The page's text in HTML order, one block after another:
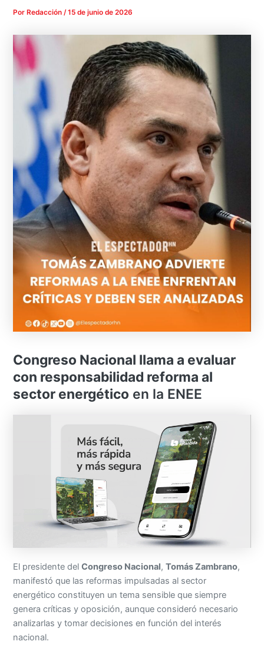
Por Redacción/15 de junio de 2026
Congreso Nacional llama a evaluar
con responsabilidad reforma al
sector energético en la ENEE
El presidente delCongreso Nacional,Tomás Zambrano,
manifestó que las reformas impulsadas al sector
energético constituyen un tema sensible que siempre
genera críticas y oposición, aunque consideró necesario
analizarlas y tomar decisiones en función del interés
nacional.